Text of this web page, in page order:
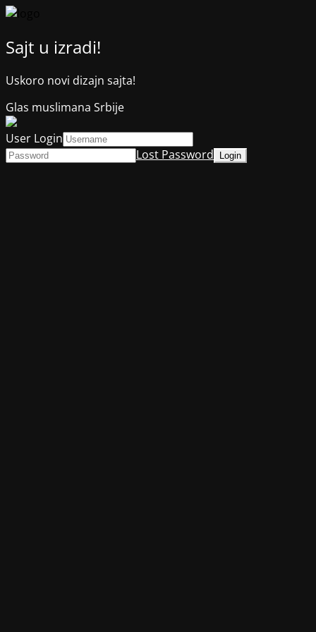
Sajt u izradi!
Uskoro novi dizajn sajta!
Glas muslimana Srbije
User Login
Lost Password